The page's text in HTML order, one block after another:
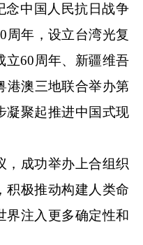
念中国人民抗日战争
周年，设立台湾光复
立60周年、新疆维吾
港澳三地联合举办第
凝聚起推进中国式现
成功举办上合组织
积极推动构建人类命
界注入更多确定性和